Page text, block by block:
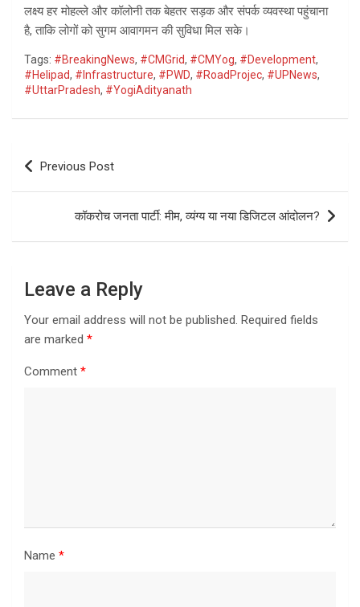
लक्ष्य हर मोहल्ले और कॉलोनी तक बेहतर सड़क और संपर्क व्यवस्था पहुंचाना
है, ताकि लोगों को सुगम आवागमन की सुविधा मिल सके।
Tags: #BreakingNews, #CMGrid, #CMYog, #Development,
#Helipad, #Infrastructure, #PWD, #RoadProjec, #UPNews,
#UttarPradesh, #YogiAdityanath
Post
navigation
Previous Post
कॉकरोच जनता पार्टी: मीम, व्यंग्य या नया डिजिटल आंदोलन?
Leave a Reply
Your email address will not be published. Required fields
are marked *
Comment *
Name *